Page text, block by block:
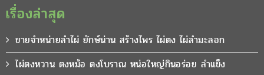
เรื่องล่าสุด
ขายจำหน่ายลำไผ่ ยักษ์น่าน สร้างไพร ไผ่ตง ไผ่ลำมะลอก
ไผ่ตงหวาน ตงหม้อ ตงโบราณ หน่อใหญ่กินอร่อย ลำแข็ง